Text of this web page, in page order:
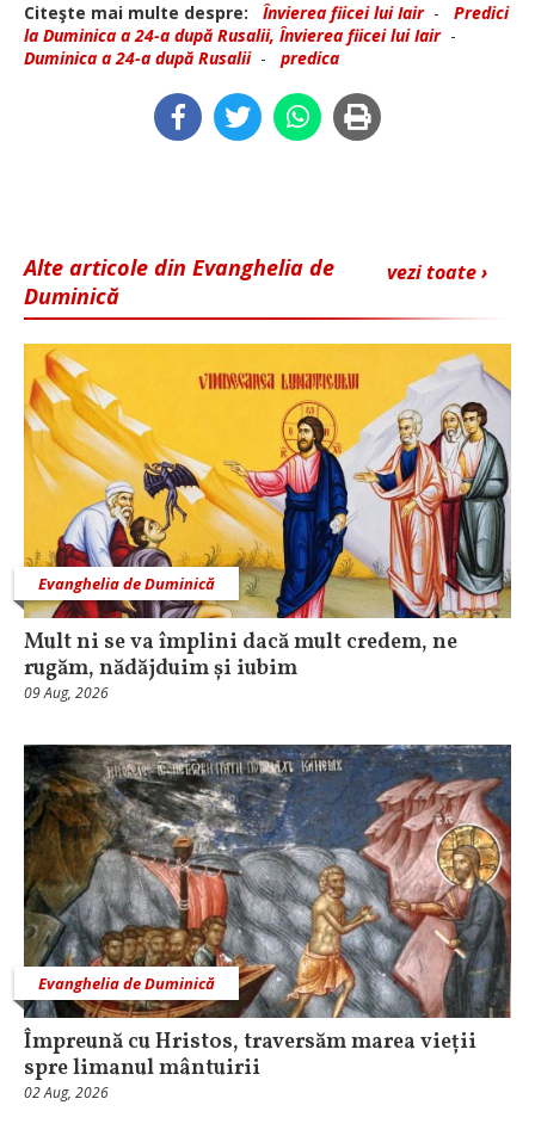
Citeşte mai multe despre: Învierea fiicei lui Iair- Predici
la Duminica a 24-a după Rusalii, Învierea fiicei lui Iair-
Duminica a 24-a după Rusalii- predica
vezi toate ›
Alte articole din Evanghelia de
Duminică
Evanghelia de Duminică
Mult ni se va împlini dacă mult credem, ne
rugăm, nădăjduim și iubim
09 Aug, 2026
Evanghelia de Duminică
Împreună cu Hristos, traversăm marea vieții
spre limanul mântuirii
02 Aug, 2026